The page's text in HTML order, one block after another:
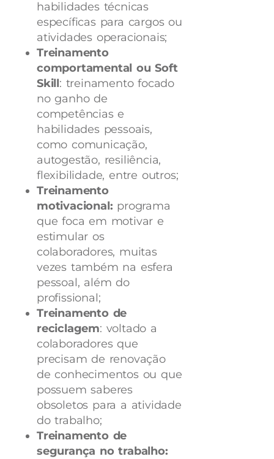
habilidades técnicas
específicas para cargos ou
atividades operacionais;
Treinamento
comportamental ou Soft
Skill: treinamento focado
no ganho de
competências e
habilidades pessoais,
como comunicação,
autogestão, resiliência,
flexibilidade, entre outros;
Treinamento
motivacional: programa
que foca em motivar e
estimular os
colaboradores, muitas
vezes também na esfera
pessoal, além do
profissional;
Treinamento de
reciclagem: voltado a
colaboradores que
precisam de renovação
de conhecimentos ou que
possuem saberes
obsoletos para a atividade
do trabalho;
Treinamento de
segurança no trabalho: